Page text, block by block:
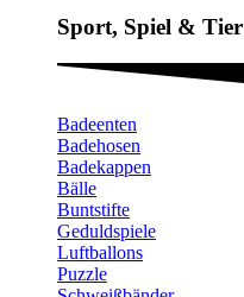
Sport, Spiel & Tier
Badeenten
Badehosen
Badekappen
Bälle
Buntstifte
Geduldspiele
Luftballons
Puzzle